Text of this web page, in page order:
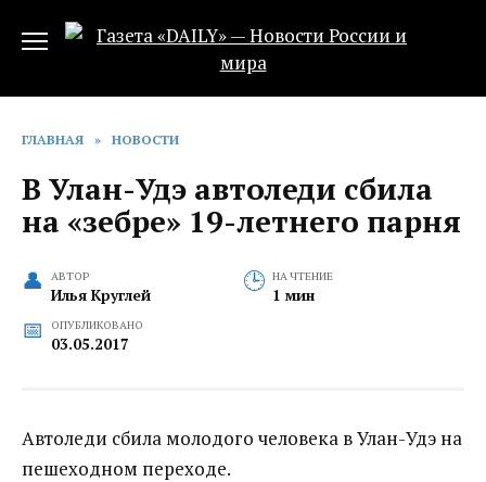
ГЛАВНАЯ » НОВОСТИ
В Улан-Удэ автоледи сбила
на «зебре» 19-летнего парня
АВТОР
Илья Круглей
НА ЧТЕНИЕ
1 мин
ОПУБЛИКОВАНО
03.05.2017
Автоледи сбила молодого человека в Улан-Удэ на
пешеходном переходе.